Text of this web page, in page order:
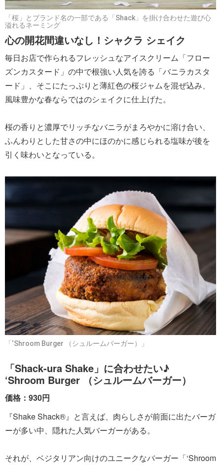
「桜」とブランド名の一部である「Shack」を掛け合わせた遊び心
溢れるネーミング
心の開花間違いなし！シャクラ シェイク
毎日お店で作られるフレッシュなアイスクリーム「フロー
ズンカスタード」の中で根強い人気を誇る「バニラカスタ
ード」、そこにたっぷりと薄紅色の桜ジャムを混ぜ込み、
風味豊かな春ならではのシェイクに仕上げた。
桜の香りと濃厚でリッチなバニラがまろやかに溶け合い、
ふんわりとした甘さの中にほのかに感じられる塩味が後を
引く味わいとなっている。
「‘Shroom Burger （シュルームバーガー）」
「Shack-ura Shake」に合わせたい♪
‘Shroom Burger （シュルームバーガー）
価格：930円
『Shake Shack®』と言えば、肉らしさが前面に出たバーガ
ーが多い中、隠れた人気バーガーがある。
それが、ベジタリアン向けのユニークなバーガー「‘Shroom